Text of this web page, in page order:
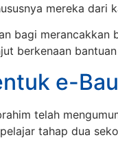
mereka dari
bagi merancakkan
berkenaan
e-
telah
tahap dua